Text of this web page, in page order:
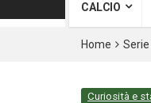
CALCIO
Home Serie
Curiosità e